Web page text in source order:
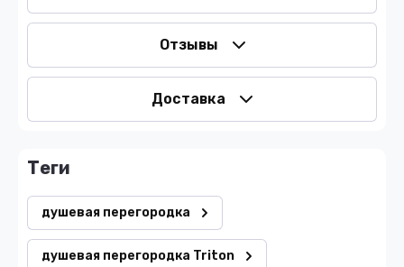
Отзывы
Доставка
теги
душевая перегородка
душевая перегородка Triton